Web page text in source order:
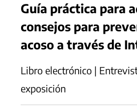
Guía práctica para
consejos para
acoso a través de
Libro electrónico |
exposición